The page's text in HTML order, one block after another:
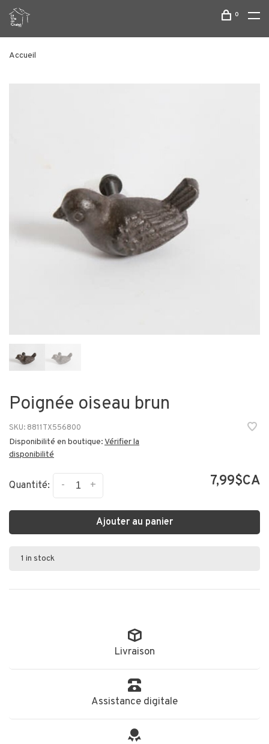
0
Accueil
Poignée oiseau brun
SKU: 8811TX556800
Disponibilité en boutique:Vérifier la
disponibilité
Quantité: +
- 7,99$CA
Ajouter au panier
1 in stock
Livraison
Assistance digitale